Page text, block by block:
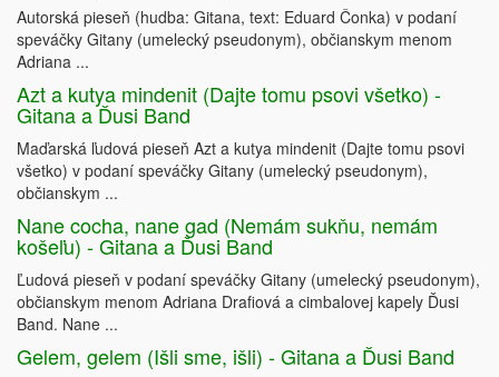
Autorská pieseň (hudba: Gitana, text: Eduard Čonka) v podaní
speváčky Gitany (umelecký pseudonym), občianskym menom
Adriana ...
Azt a kutya mindenit (Dajte tomu psovi všetko) -
Gitana a Ďusi Band
Maďarská ľudová pieseň Azt a kutya mindenit (Dajte tomu psovi
všetko) v podaní speváčky Gitany (umelecký pseudonym),
občianskym ...
Nane cocha, nane gad (Nemám sukňu, nemám
košeľu) - Gitana a Ďusi Band
Ľudová pieseň v podaní speváčky Gitany (umelecký pseudonym),
občianskym menom Adriana Drafiová a cimbalovej kapely Ďusi
Band. Nane ...
Gelem, gelem (Išli sme, išli) - Gitana a Ďusi Band